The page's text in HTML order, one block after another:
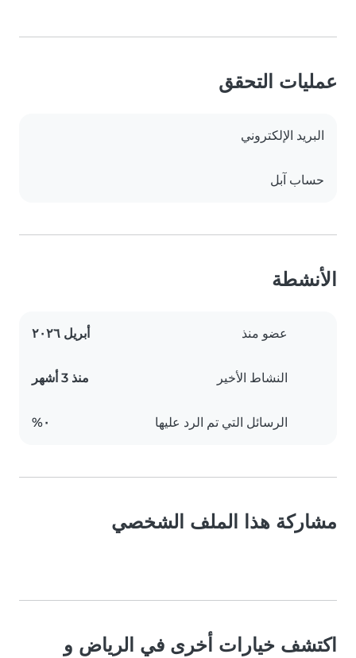
عمليات التحقق
البريد الإلكتروني
حساب آبل
الأنشطة
عضو منذ أبريل ٢٠٢٦
النشاط الأخير منذ 3 أشهر
الرسائل التي تم الرد عليها ٠%
مشاركة هذا الملف الشخصي
اكتشف خيارات أخرى في الرياض و